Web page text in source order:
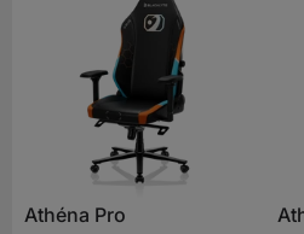
Athéna Pro